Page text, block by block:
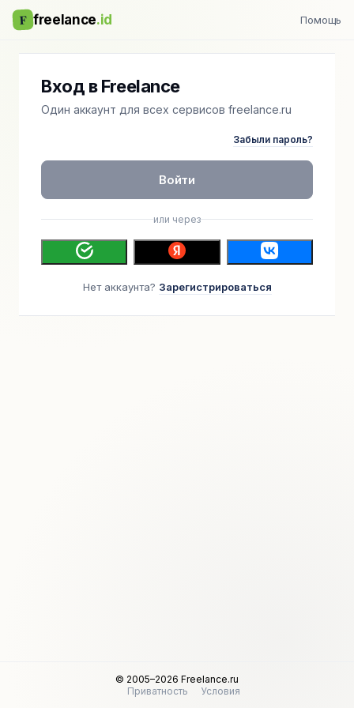
F freelance.id Помощь
Вход в Freelance
Один аккаунт для всех сервисов freelance.ru
Забыли пароль?
Войти
или через
Нет аккаунта? Зарегистрироваться
© 2005–2026 Freelance.ru
Приватность
Условия